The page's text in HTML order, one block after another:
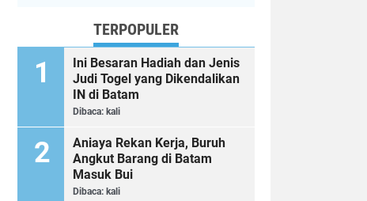
TERPOPULER
Ini Besaran Hadiah dan Jenis
Judi Togel yang Dikendalikan
IN di Batam
Dibaca: kali
Aniaya Rekan Kerja, Buruh
Angkut Barang di Batam
Masuk Bui
Dibaca: kali